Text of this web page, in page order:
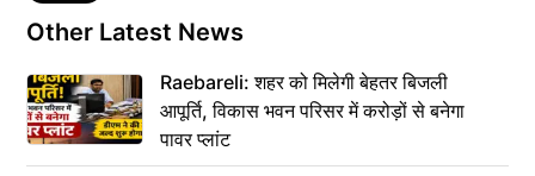
Other Latest News
Raebareli: शहर को मिलेगी बेहतर बिजली
आपूर्ति, विकास भवन परिसर में करोड़ों से बनेगा
पावर प्लांट